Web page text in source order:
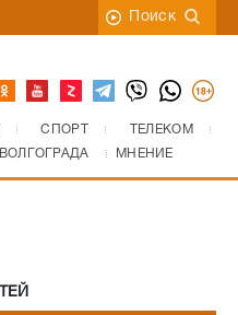
Поиск
СПОРТ
ТЕЛЕКОМ
МНЕНИЕ